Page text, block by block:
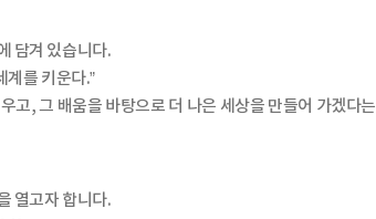
담겨 있습니다.
계를 키운다.”
고, 그 배움을 바탕으로 더 나은 세상을 만들어 가겠다는
열고자 합니다.